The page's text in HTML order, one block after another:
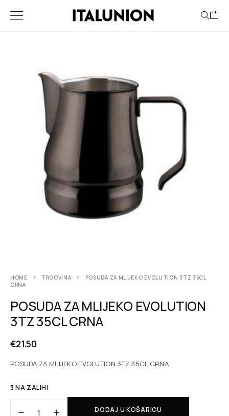
HOME TRGOVINA
POSUDA ZA MLIJEKO EVOLUTION 3TZ 35CL
CRNA
POSUDA ZA MLIJEKO EVOLUTION
3TZ 35CL CRNA
€21.50
POSUDA ZA MLIJEKO EVOLUTION 3TZ 35CL CRNA
3 NA ZALIHI
DODAJ U KOŠARICU